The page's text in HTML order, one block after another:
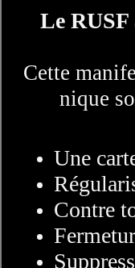
Le RUSF
Cette
nique
Une
Contre